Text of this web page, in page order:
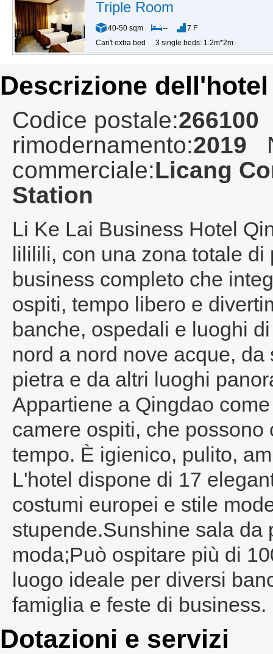
Triple Room
40-50 sqm --
7 F
Can't extra bed
3 single beds: 1.2m*2m
Descrizione dell'hotel
Codice postale:266100
rimodernamento:2019
commerciale:Licang
Station
Li Ke Lai Business Hotel
lililili, con una zona totale
business completo che
ospiti, tempo libero e
banche, ospedali e luoghi
nord a nord nove acque,
pietra e da altri luoghi
Appartiene a Qingdao
camere ospiti, che
tempo. È igienico, pulito,
L'hotel dispone di 17
costumi europei e stile
stupende.Sunshine sala da
moda;Può ospitare più di
luogo ideale per diversi
famiglia e feste di business.
Dotazioni e servizi